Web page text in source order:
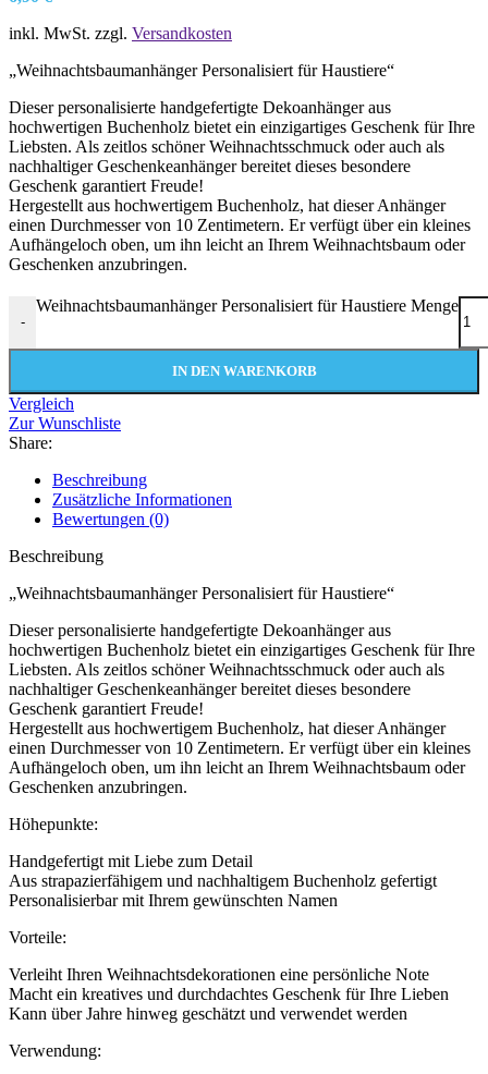
inkl. MwSt. zzgl. Versandkosten
„Weihnachtsbaumanhänger Personalisiert für Haustiere“
Dieser personalisierte handgefertigte Dekoanhänger aus
hochwertigen Buchenholz bietet ein einzigartiges Geschenk für Ihre
Liebsten. Als zeitlos schöner Weihnachtsschmuck oder auch als
nachhaltiger Geschenkeanhänger bereitet dieses besondere
Geschenk garantiert Freude!
Hergestellt aus hochwertigem Buchenholz, hat dieser Anhänger
einen Durchmesser von 10 Zentimetern. Er verfügt über ein kleines
Aufhängeloch oben, um ihn leicht an Ihrem Weihnachtsbaum oder
Geschenken anzubringen.
-
Weihnachtsbaumanhänger Personalisiert für Haustiere Menge
IN DEN WARENKORB
Vergleich
Zur Wunschliste
Share:
Beschreibung
Zusätzliche Informationen
Bewertungen (0)
Beschreibung
„Weihnachtsbaumanhänger Personalisiert für Haustiere“
Dieser personalisierte handgefertigte Dekoanhänger aus
hochwertigen Buchenholz bietet ein einzigartiges Geschenk für Ihre
Liebsten. Als zeitlos schöner Weihnachtsschmuck oder auch als
nachhaltiger Geschenkeanhänger bereitet dieses besondere
Geschenk garantiert Freude!
Hergestellt aus hochwertigem Buchenholz, hat dieser Anhänger
einen Durchmesser von 10 Zentimetern. Er verfügt über ein kleines
Aufhängeloch oben, um ihn leicht an Ihrem Weihnachtsbaum oder
Geschenken anzubringen.
Höhepunkte:
Handgefertigt mit Liebe zum Detail
Aus strapazierfähigem und nachhaltigem Buchenholz gefertigt
Personalisierbar mit Ihrem gewünschten Namen
Vorteile:
Verleiht Ihren Weihnachtsdekorationen eine persönliche Note
Macht ein kreatives und durchdachtes Geschenk für Ihre Lieben
Kann über Jahre hinweg geschätzt und verwendet werden
Verwendung: